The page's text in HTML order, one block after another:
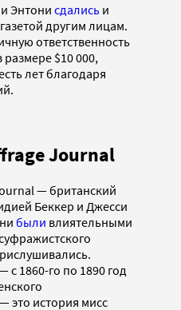
Энтони сдались и
другим лицам.
ответственность
$10 000,
лет благодаря
Journal
— британский
Беккер и Джесси
были влиятельными
с 1860-го по 1890 год
это история мисс